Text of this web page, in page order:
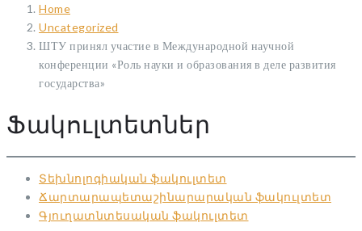
Home
Uncategorized
ШТУ принял участие в Международной научной
конференции «Роль науки и образования в деле развития
государства»
Ֆակուլտետներ
Տեխնոլոգիական ֆակուլտետ
Ճարտարապետաշինարարական ֆակուլտետ
Գյուղատնտեսական ֆակուլտետ